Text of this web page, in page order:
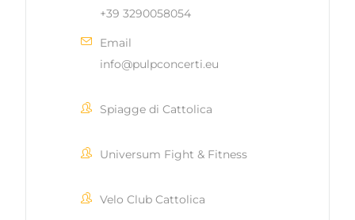
+39 3290058054
Email
info@pulpconcerti.eu
Spiagge di Cattolica
Universum Fight & Fitness
Velo Club Cattolica